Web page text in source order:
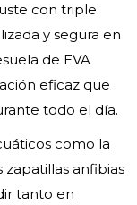
con triple
y segura en
de EVA
eficaz que
todo el día.
como la
zapatillas anfibias
tanto en